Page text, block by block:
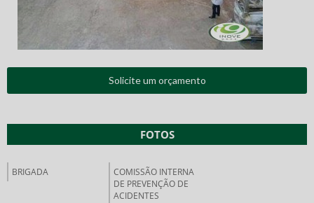
Solicite um orçamento
FOTOS
BRIGADA
COMISSÃO INTERNA
DE PREVENÇÃO DE
ACIDENTES